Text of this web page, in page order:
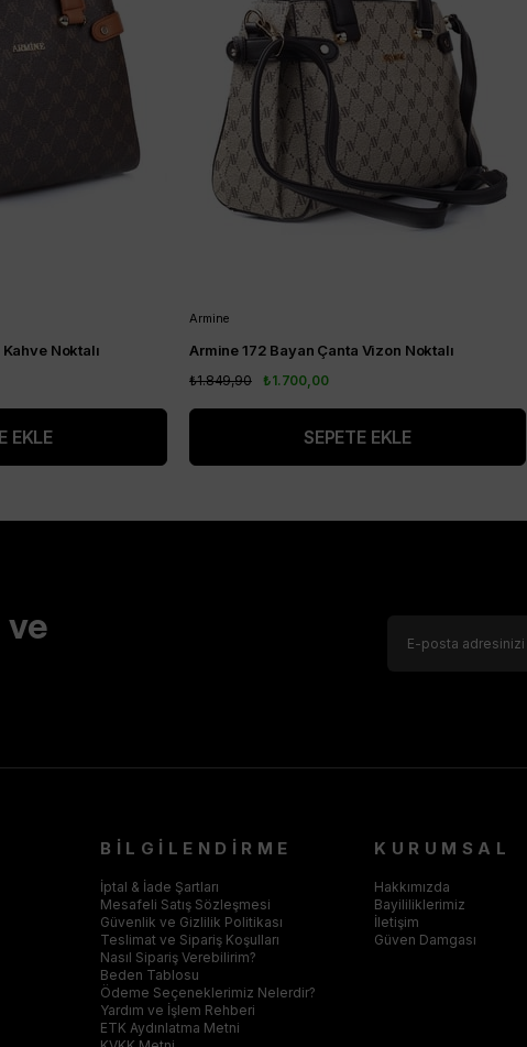
Noktalı
EKLE
Armine
Armine 172 Bayan Çanta Vizon Noktalı
₺1.700,00
₺1.849,90
SEPETE EKLE
ve
BİLGİLENDİRME
İptal & İade Şartları
Mesafeli Satış Sözleşmesi
Güvenlik ve Gizlilik Politikası
Teslimat ve Sipariş Koşulları
Nasıl Sipariş Verebilirim?
Beden Tablosu
Ödeme Seçeneklerimiz Nelerdir?
Yardım ve İşlem Rehberi
ETK Aydınlatma Metni
KURUMSAL
Hakkımızda
Bayililiklerimiz
İletişim
Güven Damgası